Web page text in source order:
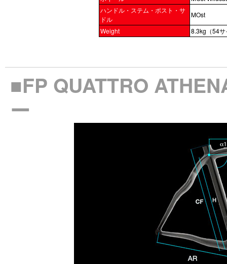
ハンドル・ステム・ポスト・サ
ドル
MOst
Weight
8.3kg（54サ
■FP QUATTRO
ー